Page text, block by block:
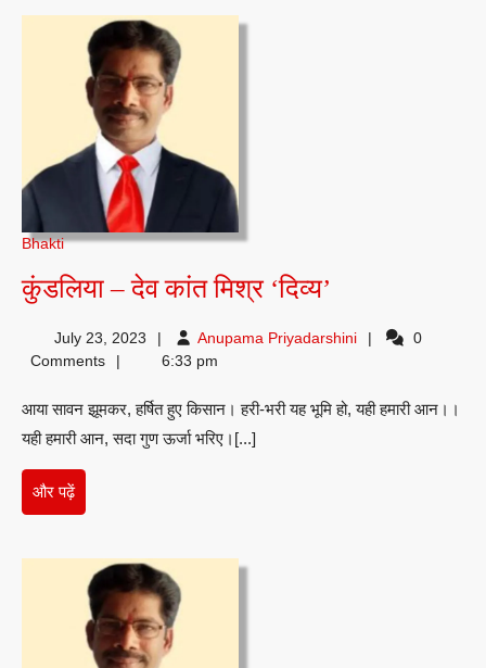
Bhakti
कुंडलिया – देव कांत मिश्र ‘दिव्य’
देव
मिश्र
July 23, 2023 Anupama PriyadarshiniAnupama
0
Comments
6:33 pm
आया सावन झूमकर, हर्षित हुए किसान। ‌हरी-भरी यह भूमि हो, यही हमारी आन।।
यही हमारी आन, सदा गुण ऊर्जा भरिए।[...]
और पढ़ेंऔर
पढ़ें